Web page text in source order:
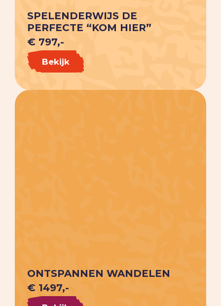
SPELENDERWIJS DE
PERFECTE “KOM HIER”
€ 797,-
Bekijk
ONTSPANNEN WANDELEN
€ 1497,-